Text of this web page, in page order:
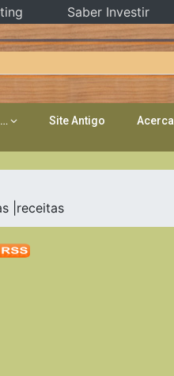
Site Antigo Acerca
|receitas
Saber Investir